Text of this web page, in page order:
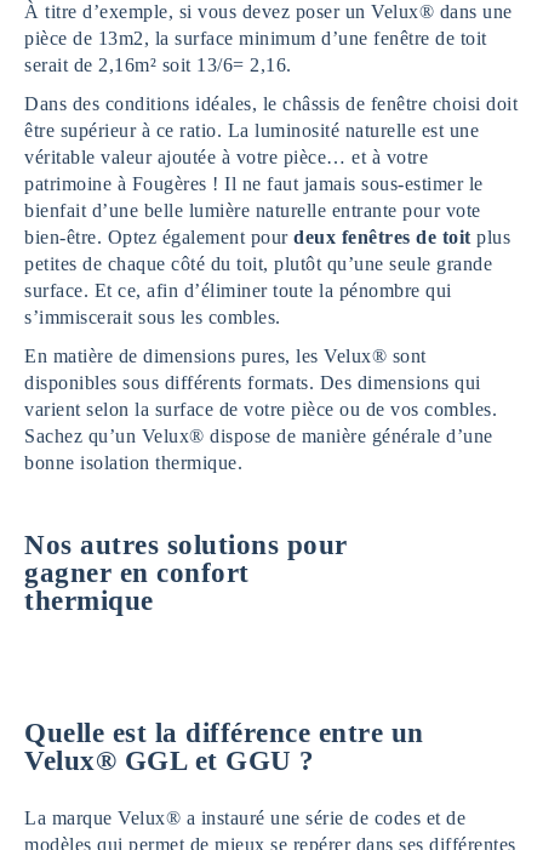
À titre d’exemple, si vous devez poser un Velux® dans une
pièce de 13m2, la surface minimum d’une fenêtre de toit
serait de 2,16m² soit 13/6= 2,16.
Dans des conditions idéales, le châssis de fenêtre choisi doit
être supérieur à ce ratio. La luminosité naturelle est une
véritable valeur ajoutée à votre pièce… et à votre
patrimoine à Fougères ! Il ne faut jamais sous-estimer le
bienfait d’une belle lumière naturelle entrante pour vote
bien-être. Optez également pour deux fenêtres de toitplus
petites de chaque côté du toit, plutôt qu’une seule grande
surface. Et ce, afin d’éliminer toute la pénombre qui
s’immiscerait sous les combles.
En matière de dimensions pures, les Velux® sont
disponibles sous différents formats. Des dimensions qui
varient selon la surface de votre pièce ou de vos combles.
Sachez qu’un Velux® dispose de manière générale d’une
bonne isolation thermique.
Nos autres solutions pour
gagner en confort
thermique
Quelle est la différence entre un
Velux® GGL et GGU ?
La marque Velux® a instauré une série de codes et de
modèles qui permet de mieux se repérer dans ses différentes